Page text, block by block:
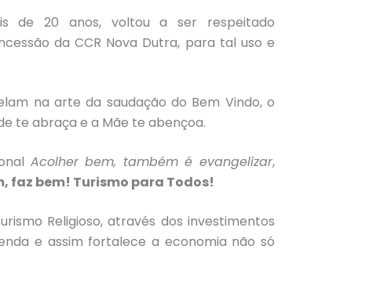
de 20 anos, voltou a ser respeitado
da CCR Nova Dutra, para tal uso e
na arte da saudação do Bem Vindo, o
te abraça e a Mãe te abençoa.
Acolher bem, também é evangelizar,
faz bem! Turismo para Todos!
Religioso, através dos investimentos
e assim fortalece a economia não só